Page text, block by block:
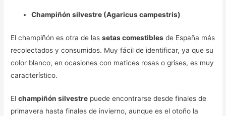
Champiñón silvestre (Agaricus campestris)
El champiñón es otra de lassetas comestibles de España más
recolectados y consumidos. Muy fácil de identificar, ya que su
color blanco, en ocasiones con matices rosas o grises, es muy
característico.
Elchampiñón silvestre puede encontrarse desde finales de
primavera hasta finales de invierno, aunque es el otoño la